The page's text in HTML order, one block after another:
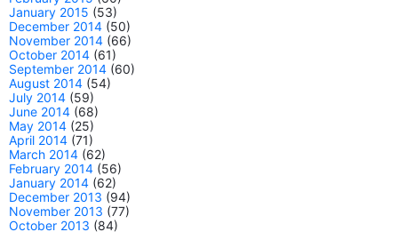
January 2015 (53)
December 2014 (50)
November 2014 (66)
October 2014 (61)
September 2014 (60)
August 2014 (54)
July 2014 (59)
June 2014 (68)
May 2014 (25)
April 2014 (71)
March 2014 (62)
February 2014 (56)
January 2014 (62)
December 2013 (94)
November 2013 (77)
October 2013 (84)